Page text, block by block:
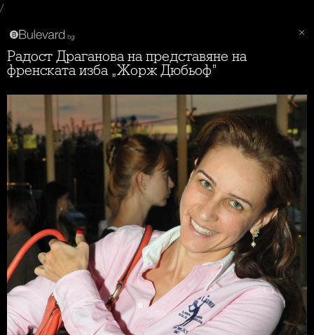
/
Радост Драганова на представяне на
френската изба „Жорж Дюбьоф”